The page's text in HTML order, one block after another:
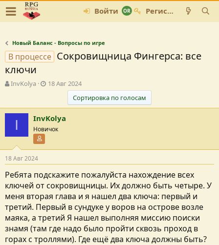
Войти Регистрация
Новый Баланс - Вопросы по игре
В процессе Сокровищница Фингерса: все
ключи
А
о
е
м
InvKolya
Д
а
с
о
н
я
18 Авг 2024
Сортировка по голосам
I InvKolya
Новичок
18 Авг 2024
Ребята подскажите пожалуйста нахождение всех
ключей от сокровищницы. Их должно быть четыре. У
меня вторая глава и я нашел два ключа: первый и
третий. Первый в сундуке у воров на острове возле
маяка, а третий Я нашел выполняя миссию поиски
знамя (там где надо было пройти сквозь проход в
горах с троллями). Где ещё два ключа должны быть?